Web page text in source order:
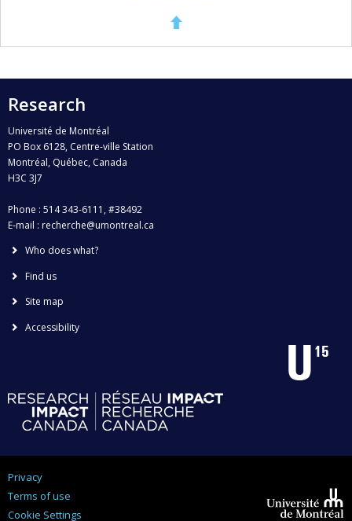
Research
Université de Montréal
PO Box 6128, Centre-ville Station
Montréal, Québec, Canada
H3C 3J7
Phone : 514 343-6111, #38492
E-mail : recherche@umontreal.ca
Who does what?
Find us
Site map
Accessibility
Privacy
Terms of use
Cookie Settings